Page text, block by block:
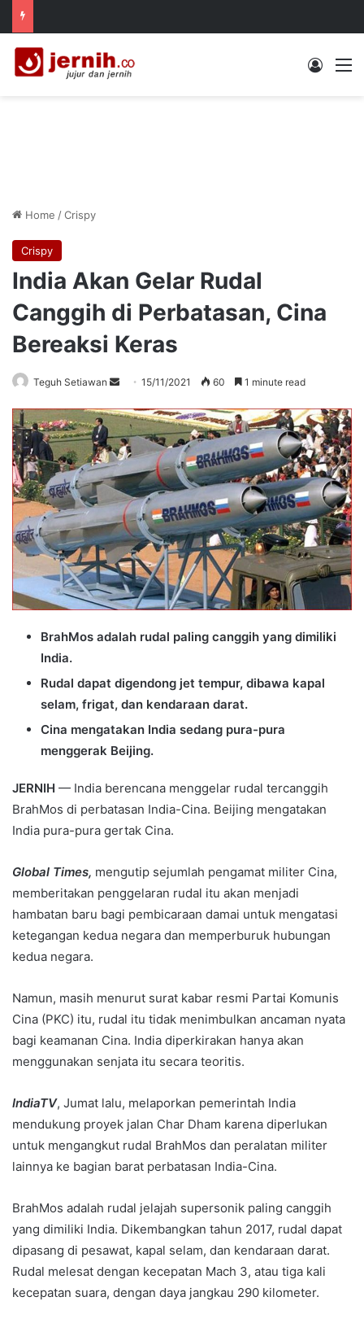
Log In
Home /Crispy
Crispy
India Akan Gelar Rudal
Canggih di Perbatasan, Cina
Bereaksi Keras
Teguh Setiawan
Send
email
15/11/2021 60 1 minute read
BrahMos adalah rudal paling canggih yang dimiliki
India.
Rudal dapat digendong jet tempur, dibawa kapal
selam, frigat, dan kendaraan darat.
Cina mengatakan India sedang pura-pura
menggerak Beijing.
JERNIH — India berencana menggelar rudal tercanggih
BrahMos di perbatasan India-Cina. Beijing mengatakan
India pura-pura gertak Cina.
Global Times, mengutip sejumlah pengamat militer Cina,
memberitakan penggelaran rudal itu akan menjadi
hambatan baru bagi pembicaraan damai untuk mengatasi
ketegangan kedua negara dan memperburuk hubungan
kedua negara.
Namun, masih menurut surat kabar resmi Partai Komunis
Cina (PKC) itu, rudal itu tidak menimbulkan ancaman nyata
bagi keamanan Cina. India diperkirakan hanya akan
menggunakan senjata itu secara teoritis.
IndiaTV, Jumat lalu, melaporkan pemerintah India
mendukung proyek jalan Char Dham karena diperlukan
untuk mengangkut rudal BrahMos dan peralatan militer
lainnya ke bagian barat perbatasan India-Cina.
BrahMos adalah rudal jelajah supersonik paling canggih
yang dimiliki India. Dikembangkan tahun 2017, rudal dapat
dipasang di pesawat, kapal selam, dan kendaraan darat.
Rudal melesat dengan kecepatan Mach 3, atau tiga kali
kecepatan suara, dengan daya jangkau 290 kilometer.